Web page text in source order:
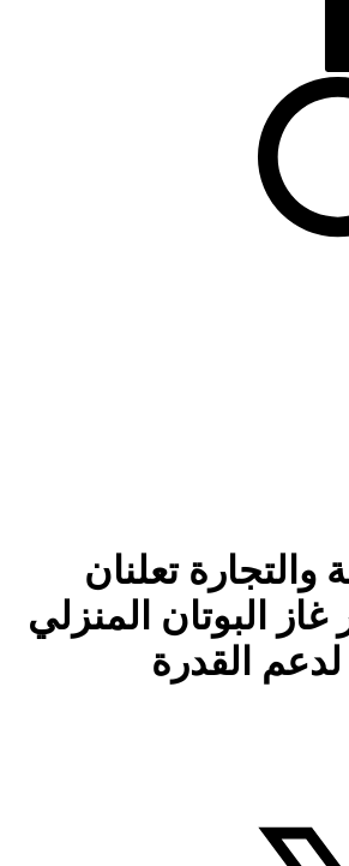
والتجارة تعلنان
البوتان المنزلي
20% لدعم القدرة